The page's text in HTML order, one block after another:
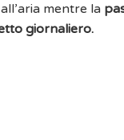
mentre la
giornaliero.